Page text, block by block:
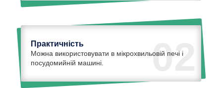
02
Практичність
Можна використовувати в мікрохвильовій печі і
посудомийній машині.